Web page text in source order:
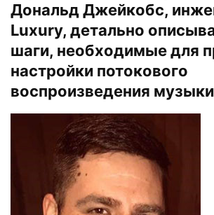
Дональд Джейкобс,
Luxury, детально
шаги, необходимые для
настройки потокового
воспроизведения